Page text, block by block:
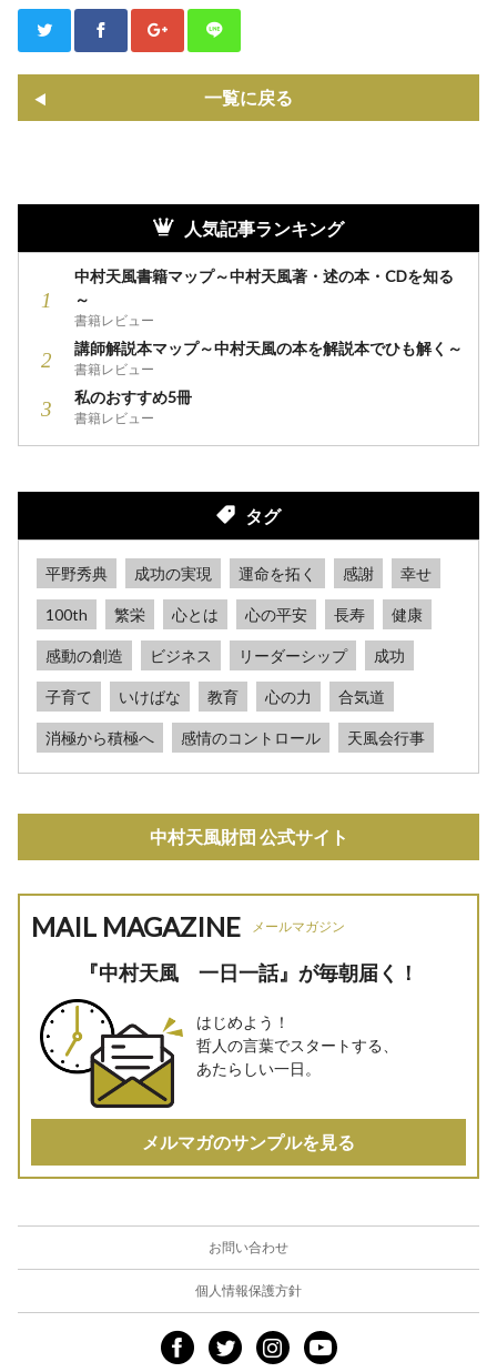
一覧に戻る
人気記事ランキング
中村天風書籍マップ～中村天風著・述の本・CDを知る
～
書籍レビュー
講師解説本マップ～中村天風の本を解説本でひも解く～
書籍レビュー
私のおすすめ5冊
書籍レビュー
タグ
平野秀典 成功の実現 運命を拓く 感謝 幸せ
100th 繁栄 心とは 心の平安 長寿 健康
感動の創造 ビジネス リーダーシップ 成功
子育て いけばな 教育 心の力 合気道
消極から積極へ 感情のコントロール 天風会行事
中村天風財団 公式サイト
MAIL MAGAZINE メールマガジン
『中村天風 一日一話』が毎朝届く！
はじめよう！
哲人の言葉でスタートする、
あたらしい一日。
メルマガのサンプルを見る
お問い合わせ
個人情報保護方針